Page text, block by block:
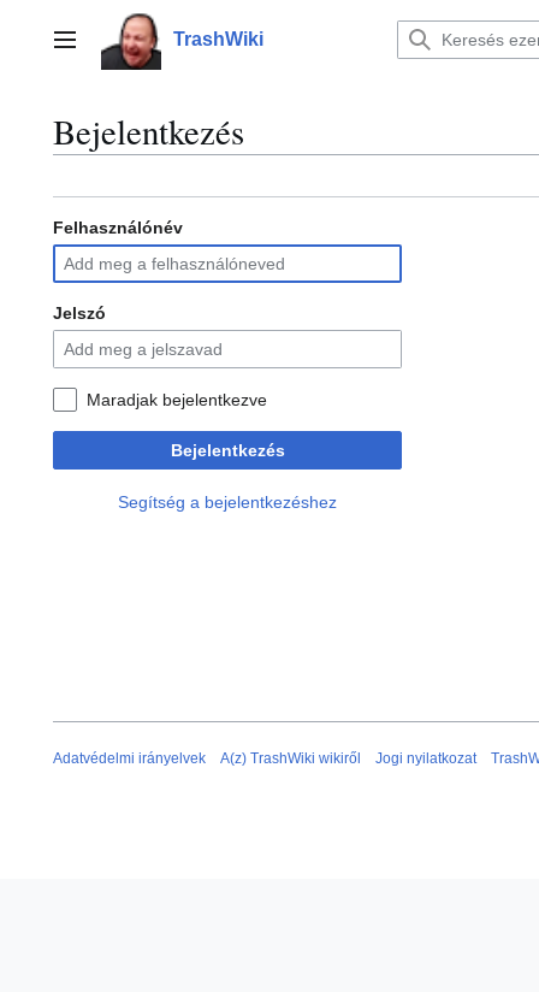
tartalomhozFőmenü TrashWiki
Bejelentkezés
Felhasználónév
Jelszó
Maradjak bejelentkezve
Bejelentkezés
Segítség a bejelentkezéshez
Adatvédelmi irányelvek A(z) TrashWiki wikiről Jogi nyilatkozat